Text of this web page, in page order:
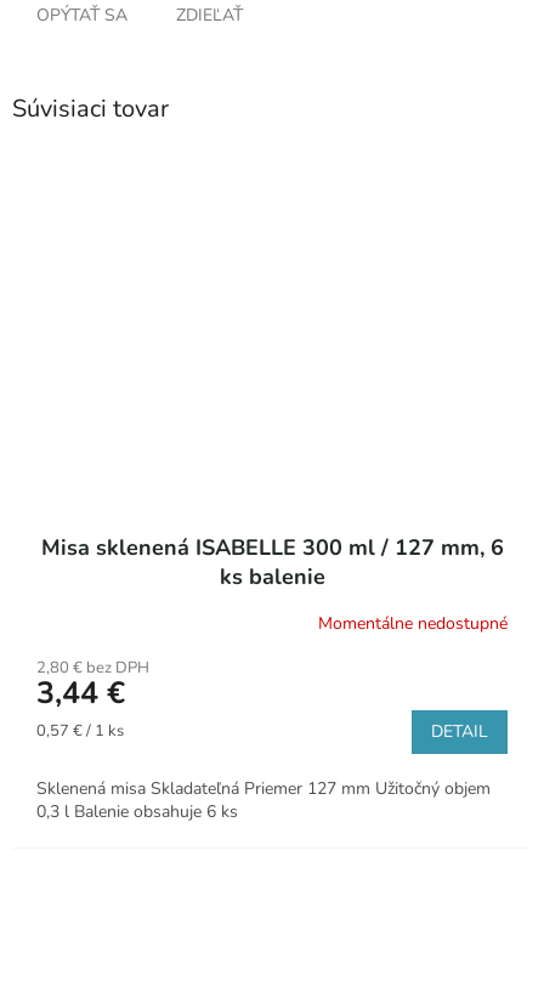
OPÝTAŤ SA ZDIEĽAŤ
Súvisiaci tovar
Misa sklenená ISABELLE 300 ml / 127 mm, 6
ks balenie
Momentálne nedostupné
2,80 € bez DPH
3,44 €
Jednotková
0,57 € / 1 ks DETAIL
Sklenená misa Skladateľná Priemer 127 mm Užitočný objem
0,3 l Balenie obsahuje 6 ks